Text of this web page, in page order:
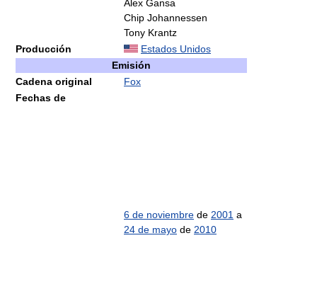
Alex Gansa
Chip Johannessen
Tony Krantz
Producción
Estados Unidos
Emisión
Cadena original
Fox
Fechas de
6 de noviembre de 2001 a
24 de mayo de 2010